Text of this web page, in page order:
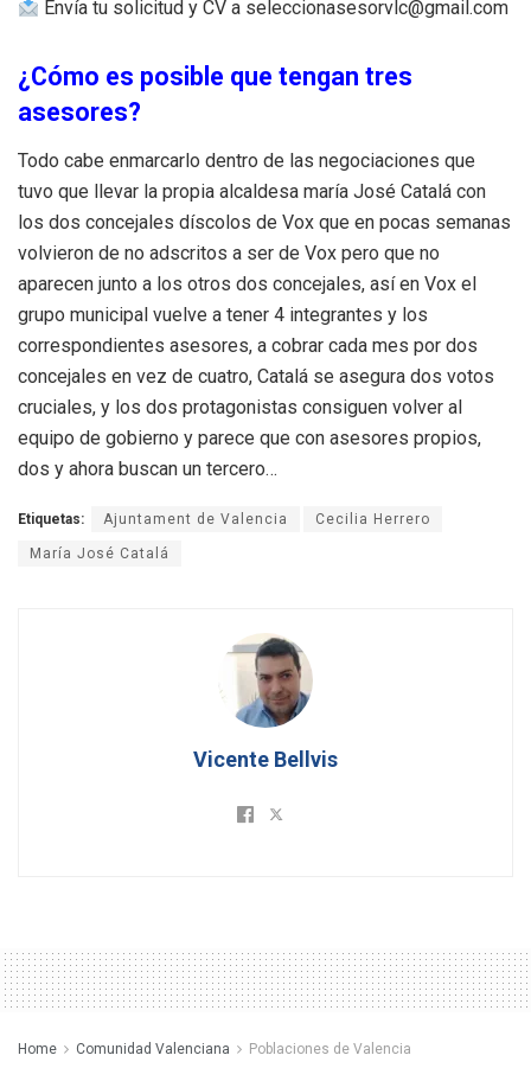
Envía tu solicitud y CV a seleccionasesorvlc@gmail.com
¿Cómo es posible que tengan tres
asesores?
Todo cabe enmarcarlo dentro de las negociaciones que
tuvo que llevar la propia alcaldesa maría José Catalá con
los dos concejales díscolos de Vox que en pocas semanas
volvieron de no adscritos a ser de Vox pero que no
aparecen junto a los otros dos concejales, así en Vox el
grupo municipal vuelve a tener 4 integrantes y los
correspondientes asesores, a cobrar cada mes por dos
concejales en vez de cuatro, Catalá se asegura dos votos
cruciales, y los dos protagonistas consiguen volver al
equipo de gobierno y parece que con asesores propios,
dos y ahora buscan un tercero…
Etiquetas: Ajuntament de Valencia Cecilia Herrero
María José Catalá
Vicente Bellvis
Home Comunidad Valenciana Poblaciones de Valencia